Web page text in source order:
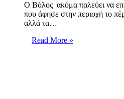
Ο Βόλος ακόμα παλεύει να
που άφησε στην περιοχή το
αλλά τα…
Read More »